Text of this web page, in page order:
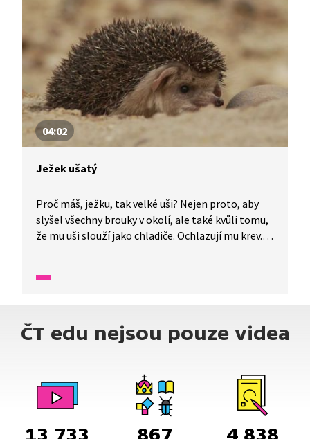
04:02
Ježek ušatý
Proč máš, ježku, tak velké uši? Nejen proto, aby
slyšel všechny brouky v okolí, ale také kvůli tomu,
že mu uši slouží jako chladiče. Ochlazují mu krev.
potká také křečky, tarbíky nebo krokodýly. Africká
neváhejte vydat za dalším dobrodružstvím právě
ČT edu nejsou pouze videa
13 733 867 4 838